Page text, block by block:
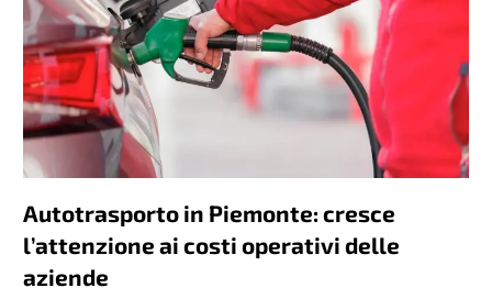
Autotrasporto in Piemonte: cresce
l’attenzione ai costi operativi delle
aziende